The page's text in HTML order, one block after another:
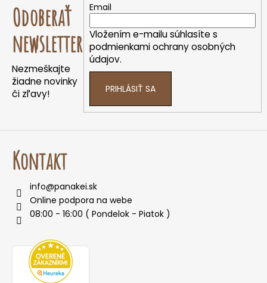
Odoberať
newsletter
Nezmeškajte
žiadne novinky
či zľavy!
Email
Vložením e-mailu súhlasíte s
podmienkami ochrany osobných
údajov.
PRIHLÁSIŤ SA
Kontakt
info@panakei.sk
Online podpora na webe
08:00 - 16:00 ( Pondelok - Piatok )